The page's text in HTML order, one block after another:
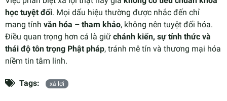
học tuyệt đối. Mọi dấu hiệu thường được nhắc đến chỉ
mang tính văn hóa – tham khảo, không nên tuyệt đối hóa.
Điều quan trọng hơn cả là giữ chánh kiến, sự tỉnh thức và
thái độ tôn trọng Phật pháp, tránh mê tín và thương mại hóa
niềm tin tâm linh.
Tags: xá lợi